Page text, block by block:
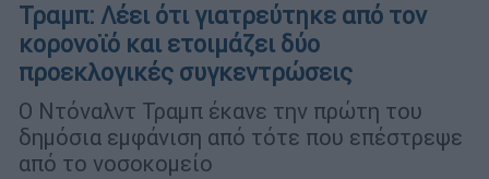
Τραμπ: Λέει ότι γιατρεύτηκε από τον
κορονοϊό και ετοιμάζει δύο
προεκλογικές συγκεντρώσεις
Ο Ντόναλντ Τραμπ έκανε την πρώτη του
δημόσια εμφάνιση από τότε που επέστρεψε
από το νοσοκομείο